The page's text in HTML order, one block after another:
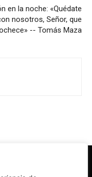
en la noche: «Quédate
nosotros, Señor, que
-- Tomás Maza